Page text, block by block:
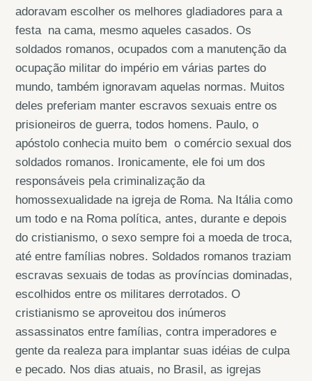
adoravam escolher os melhores gladiadores para a
festa na cama, mesmo aqueles casados. Os
soldados romanos, ocupados com a manutenção da
ocupação militar do império em várias partes do
mundo, também ignoravam aquelas normas. Muitos
deles preferiam manter escravos sexuais entre os
prisioneiros de guerra, todos homens. Paulo, o
apóstolo conhecia muito bem o comércio sexual dos
soldados romanos. Ironicamente, ele foi um dos
responsáveis pela criminalização da
homossexualidade na igreja de Roma. Na Itália como
um todo e na Roma política, antes, durante e depois
do cristianismo, o sexo sempre foi a moeda de troca,
até entre famílias nobres. Soldados romanos traziam
escravas sexuais de todas as províncias dominadas,
escolhidos entre os militares derrotados. O
cristianismo se aproveitou dos inúmeros
assassinatos entre famílias, contra imperadores e
gente da realeza para implantar suas idéias de culpa
e pecado. Nos dias atuais, no Brasil, as igrejas